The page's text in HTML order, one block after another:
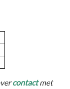
contactmet